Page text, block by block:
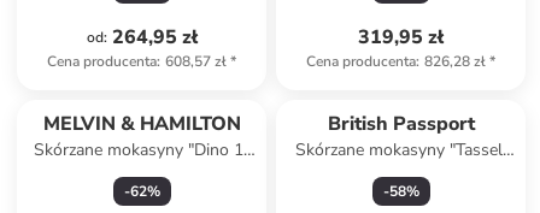
od: 264,95 zł
Cena producenta: 608,57 zł*
319,95 zł
Cena producenta: 826,28 zł*
MELVIN & HAMILTON
Skórzane mokasyny "Dino 1"
w kolorze czarnym
-62%
British Passport
Skórzane mokasyny "Tassel"
w kolorze czarnym
-58%